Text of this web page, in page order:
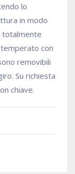
lo
in modo
totalmente
con
removibili
Su richiesta
chiave.